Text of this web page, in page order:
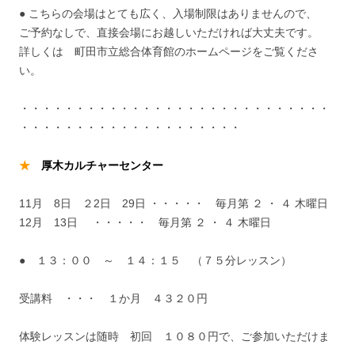
● こちらの会場はとても広く、入場制限はありませんので、
ご予約なしで、直接会場にお越しいただければ大丈夫です。
詳しくは 町田市立総合体育館のホームページをご覧くださ
い。
・・・・・・・・・・・・・・・・・・・・・・・・・・・・
・・・・・・・・・・・・・・・・・・・・
★ 厚木カルチャーセンター
11月 8日 ２2日 29日 ・・・・・ 毎月第 ２ ・ ４ 木曜日
12月 13日 ・・・・・ 毎月第 ２ ・ ４ 木曜日
● １３：００ ～ １４：１５ （７５分レッスン）
受講料 ・・・ １か月 ４３２０円
体験レッスンは随時 初回 １０８０円で、ご参加いただけま